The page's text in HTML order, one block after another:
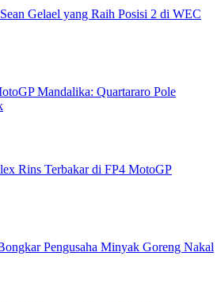
Gelael yang Raih Posisi 2 di WEC
Mandalika: Quartararo Pole
Rins Terbakar di FP4 MotoGP
Pengusaha Minyak Goreng Nakal